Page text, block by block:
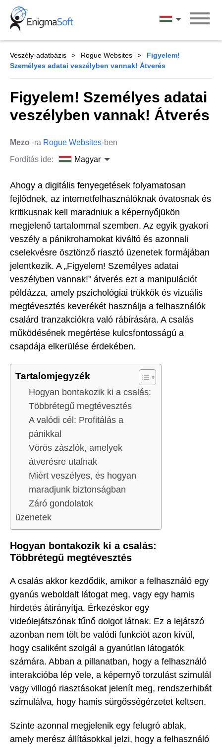
Skip
content
Magyar
Veszély-adatbázis Rogue Websites
Figyelem!
Személyes adatai veszélyben vannak! Átverés
Figyelem! Személyes adatai
veszélyben vannak! Átverés
Mezo -ra Rogue Websites-ben
Fordítás ide:
Magyar
Ahogy a digitális fenyegetések folyamatosan
fejlődnek, az internetfelhasználóknak óvatosnak és
kritikusnak kell maradniuk a képernyőjükön
megjelenő tartalommal szemben. Az egyik gyakori
veszély a pánikrohamokat kiváltó és azonnali
cselekvésre ösztönző riasztó üzenetek formájában
jelentkezik. A „Figyelem! Személyes adatai
veszélyben vannak!” átverés ezt a manipulációt
példázza, amely pszichológiai trükkök és vizuális
megtévesztés keverékét használja a felhasználók
csalárd tranzakciókra való rábírására. A csalás
működésének megértése kulcsfontosságú a
csapdája elkerülése érdekében.
Tartalomjegyzék
Hogyan bontakozik ki a csalás:
Többrétegű megtévesztés
A valódi cél: Profitálás a
pánikkal
Vörös zászlók, amelyek
átverésre utalnak
Miért veszélyes, és hogyan
maradjunk biztonságban
Záró gondolatok
üzenetek
Hogyan bontakozik ki a csalás:
Többrétegű megtévesztés
A csalás akkor kezdődik, amikor a felhasználó egy
gyanús weboldalt látogat meg, vagy egy hamis
hirdetés átirányítja. Érkezéskor egy
videólejátszónak tűnő dolgot látnak. Ez a lejátszó
azonban nem tölt be valódi funkciót azon kívül,
hogy csaliként szolgál a gyanútlan látogatók
számára. Abban a pillanatban, hogy a felhasználó
interakcióba lép vele, a képernyő torzulást szimulál
vagy villogó riasztásokat jelenít meg, rendszerhibát
szimulálva, hogy hamis sürgősségérzetet keltsen.
Szinte azonnal megjelenik egy felugró ablak,
amely merész állításokkal jelzi, hogy a felhasználó